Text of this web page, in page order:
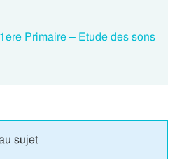
Primaire – Etude des sons
sujet